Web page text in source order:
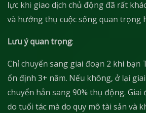
lực khi giao dịch chủ động đã rất
và hưởng thụ cuộc sống quan trọng
Lưu ý quan trọng:
Chỉ chuyển sang giai đoạn 2 khi bạn
ổn định 3+ năm. Nếu không, ở lại
chuyển hẳn sang 90% thụ động.
do tuổi tác mà do quy mô tài sản và